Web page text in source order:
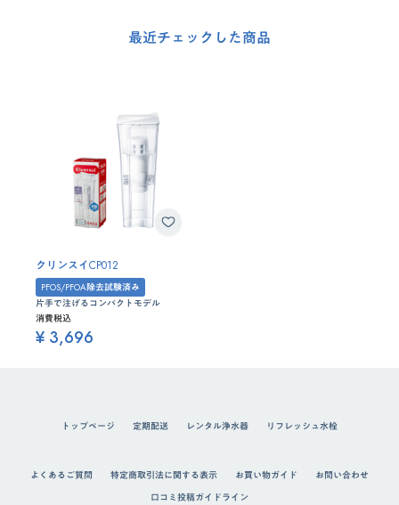
最近チェックした商品
クリンスイCP012
PFOS/PFOA除去試験済み
片手で注げるコンパクトモデル
消費税込
¥ 3,696
トップページ 定期配送 レンタル浄水器 リフレッシュ水栓
よくあるご質問 特定商取引法に関する表示 お買い物ガイド
お問い合わせ
口コミ投稿ガイドライン